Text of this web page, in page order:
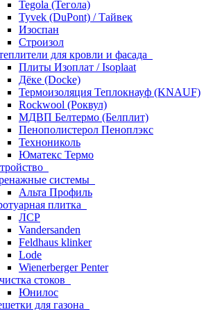
Tegola (Тегола)
Tyvek (DuPont) / Тайвек
Изоспан
Строизол
для кровли и фасада
Плиты Изоплат / Isoplaat
Дёке (Docke)
Термоизоляция Теплокнауф (KNAUF)
Rockwool (Роквул)
МДВП Белтермо (Белплит)
Пенополистерол Пеноплэкс
Технониколь
Юматекс Термо
системы
Альта Профиль
плитка
ЛСР
Vandersanden
Feldhaus klinker
Lode
Wienerberger Penter
стоков
Юнилос
для газона